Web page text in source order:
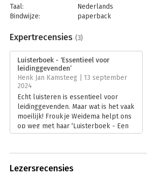
dialoog. Vanuit haar School voor Dialoog
trainingen en advies op het gebied van
Taal:
Nederlands
Bindwijze:
paperback
Uitgever:
Boom
Verschijningsdatum:
1-5-2024
Hoofdrubriek: Persoonlijke
Expertrecensies (3)
Luisterboek - ‘Essentieel voor
leidinggevenden’
Henk Jan Kamsteeg | 13 september
2024
Echt luisteren is essentieel voor
leidinggevenden. Maar wat is het vaak
moeilijk! Froukje Weidema helpt ons
op weg met haar ‘Luisterboek - Een
boek dat je de oren opent’.
Lezersrecensies